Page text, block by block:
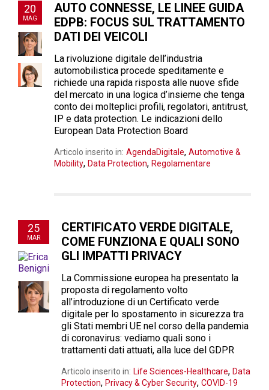
20
MAG
AUTO CONNESSE, LE LINEE GUIDA
EDPB: FOCUS SUL TRATTAMENTO
DATI DEI VEICOLI
La rivoluzione digitale dell’industria
automobilistica procede speditamente e
richiede una rapida risposta alle nuove sfide
del mercato in una logica d’insieme che tenga
conto dei molteplici profili, regolatori, antitrust,
IP e data protection. Le indicazioni dello
European Data Protection Board
Articolo inserito in: AgendaDigitale, Automotive &
Mobility, Data Protection, Regolamentare
25
MAR
CERTIFICATO VERDE DIGITALE,
COME FUNZIONA E QUALI SONO
GLI IMPATTI PRIVACY
La Commissione europea ha presentato la
proposta di regolamento volto
all’introduzione di un Certificato verde
digitale per lo spostamento in sicurezza tra
gli Stati membri UE nel corso della pandemia
di coronavirus: vediamo quali sono i
trattamenti dati attuati, alla luce del GDPR
Articolo inserito in: Life Sciences-Healthcare, Data
Protection, Privacy & Cyber Security, COVID-19